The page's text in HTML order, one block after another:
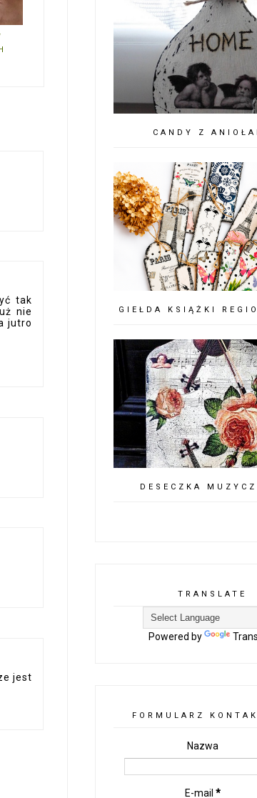
tak
nie
jutro
jest
CANDY Z
GIEŁDA KSIĄŻKI
DESECZKA
TRANSLATE
Powered by
FORMULARZ
Nazwa
E-mail *